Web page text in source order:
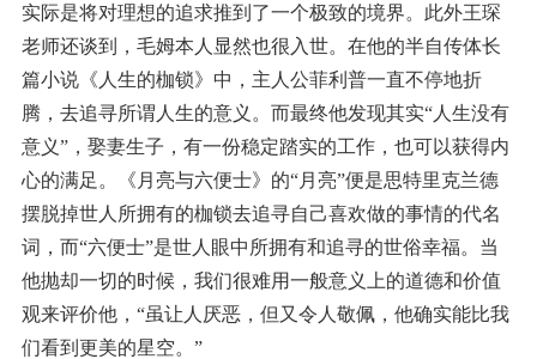
实际是将对理想的追求推到了一个极致的境界。此外王琛
老师还谈到，毛姆本人显然也很入世。在他的半自传体长
篇小说《人生的枷锁》中，主人公菲利普一直不停地折
腾，去追寻所谓人生的意义。而最终他发现其实“人生没有
意义”，娶妻生子，有一份稳定踏实的工作，也可以获得内
心的满足。《月亮与六便士》的“月亮”便是思特里克兰德
摆脱掉世人所拥有的枷锁去追寻自己喜欢做的事情的代名
词，而“六便士”是世人眼中所拥有和追寻的世俗幸福。当
他抛却一切的时候，我们很难用一般意义上的道德和价值
观来评价他，“虽让人厌恶，但又令人敬佩，他确实能比我
们看到更美的星空。”